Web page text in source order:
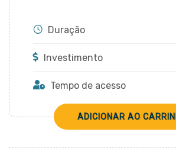
Duração
Investimento
Tempo de acesso